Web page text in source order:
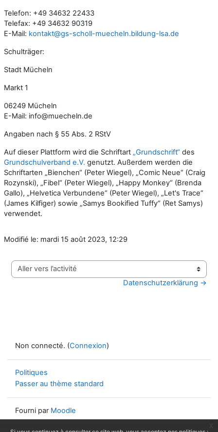
x
Telefon: +49 34632 22433
Telefax: +49 34632 90319
E-Mail: kontakt@gs-scholl-muecheln.bildung-lsa.de
Schulträger:
Stadt Mücheln
Markt 1
06249 Mücheln
E-Mail: info@muecheln.de
Angaben nach § 55 Abs. 2 RStV
Auf dieser Plattform wird die Schriftart „Grundschrift“ des
Grundschulverband e.V. genutzt. Außerdem werden die
Schriftarten „Bienchen“ (Peter Wiegel), „Comic Neue“ (Craig
Rozynski), „Fibel“ (Peter Wiegel), „Happy Monkey“ (Brenda
Gallo), „Helvetica Verbundene“ (Peter Wiegel), „Let's Trace“
(James Kilfiger) sowie „Samys Bookified Tuffy“ (Ret Samys)
verwendet.
Modifié le: mardi 15 août 2023, 12:29
Aller vers l’activité
Datenschutzerklärung →
Non connecté. (Connexion)
Politiques
Passer au thème standard
Fourni par Moodle